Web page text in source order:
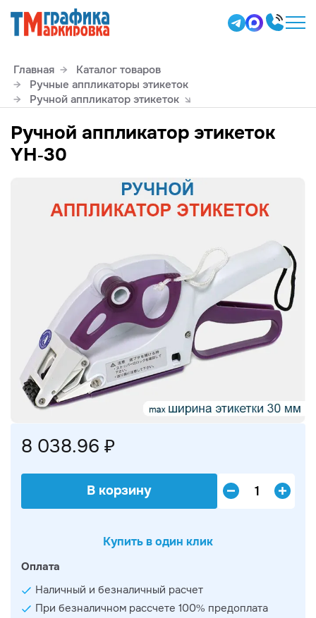
Главная
Каталог товаров
Ручные аппликаторы этикеток
Ручной аппликатор этикеток
Ручной аппликатор этикеток
YH-30
8 038.96 ₽
В корзину
Купить в один клик
Оплата
Наличный и безналичный расчет
При безналичном рассчете 100% предоплата